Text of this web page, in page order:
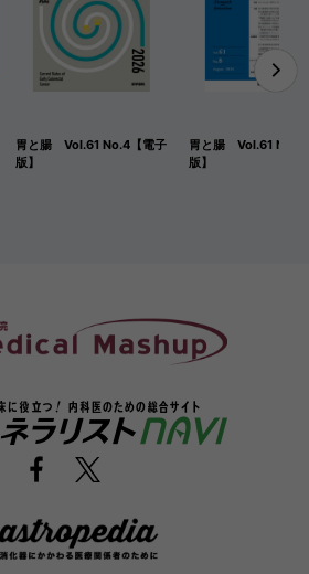
胃と腸 Vol.61 No.4【電子
版】
胃と腸 Vol.61 No.8
版】